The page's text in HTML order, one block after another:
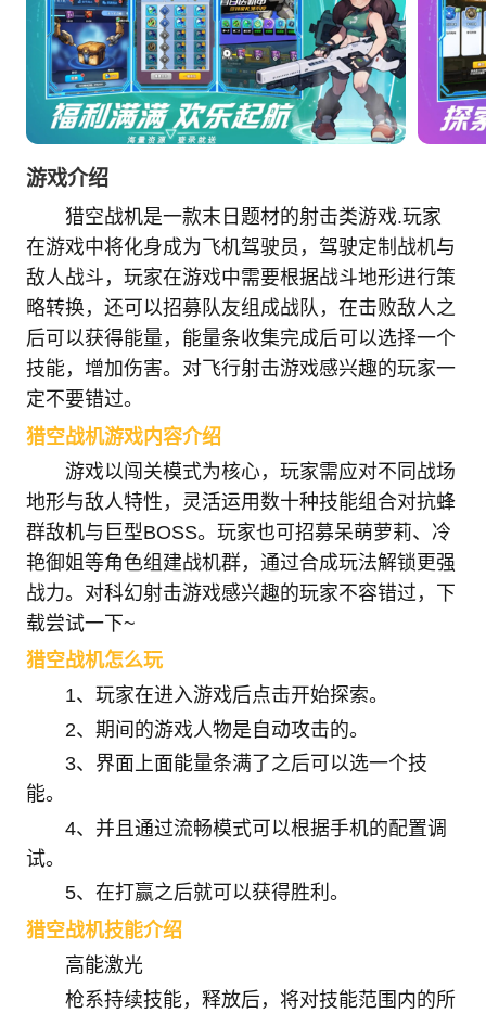
游戏介绍
猎空战机是一款末日题材的射击类游戏.玩家
在游戏中将化身成为飞机驾驶员，驾驶定制战机与
敌人战斗，玩家在游戏中需要根据战斗地形进行策
略转换，还可以招募队友组成战队，在击败敌人之
后可以获得能量，能量条收集完成后可以选择一个
技能，增加伤害。对飞行射击游戏感兴趣的玩家一
定不要错过。
猎空战机游戏内容介绍
游戏以闯关模式为核心，玩家需应对不同战场
地形与敌人特性，灵活运用数十种技能组合对抗蜂
群敌机与巨型BOSS。玩家也可招募呆萌萝莉、冷
艳御姐等角色组建战机群，通过合成玩法解锁更强
战力。对科幻射击游戏感兴趣的玩家不容错过，下
载尝试一下~
猎空战机怎么玩
1、玩家在进入游戏后点击开始探索。
2、期间的游戏人物是自动攻击的。
3、界面上面能量条满了之后可以选一个技
能。
4、并且通过流畅模式可以根据手机的配置调
试。
5、在打赢之后就可以获得胜利。
猎空战机技能介绍
高能激光
枪系持续技能，释放后，将对技能范围内的所